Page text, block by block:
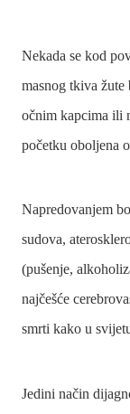
Nekada se kod
masnog tkiva
očnim kapcima ili
početku oboljena
Napredovanjem
sudova,
(pušenje,
najčešće
smrti kako u
Jedini način